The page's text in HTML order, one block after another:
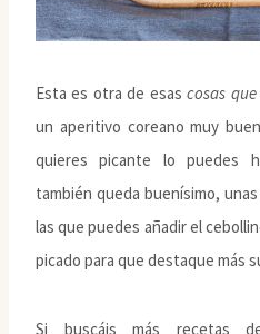
Esta es otra de esascosas
un aperitivo coreano muy
quieres picante lo puedes
también queda buenísimo,
las que puedes añadir el
picado para que destaque más
Si buscáis más recetas